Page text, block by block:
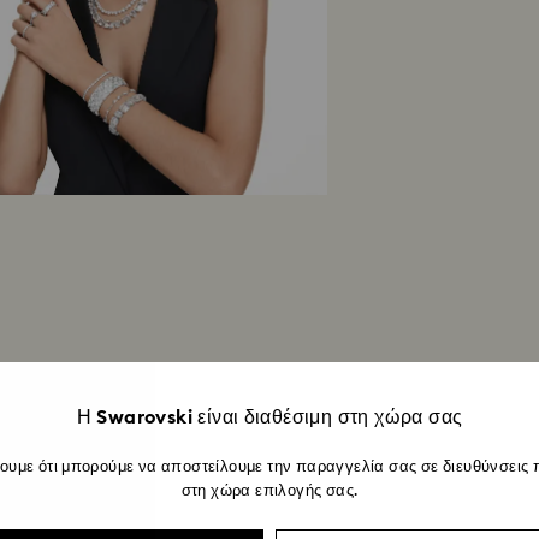
Η Swarovski είναι διαθέσιμη στη χώρα σας
ότι μπορούμε να αποστείλουμε την παραγγελία σας σε διευθύνσεις
στη χώρα επιλογής σας.